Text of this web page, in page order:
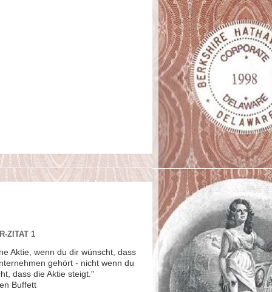
ZITAT 1
Aktie, wenn du dir wünscht, dass
gehört - nicht wenn du
dass die Aktie steigt."
Buffett